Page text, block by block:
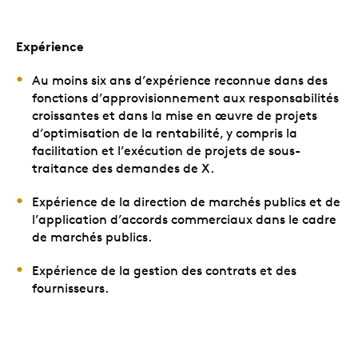
Expérience
Au moins six ans d’expérience reconnue dans des
fonctions d’approvisionnement aux responsabilités
croissantes et dans la mise en œuvre de projets
d’optimisation de la rentabilité, y compris la
facilitation et l’exécution de projets de sous-
traitance des demandes de X.
Expérience de la direction de marchés publics et de
l’application d’accords commerciaux dans le cadre
de marchés publics.
Expérience de la gestion des contrats et des
fournisseurs.